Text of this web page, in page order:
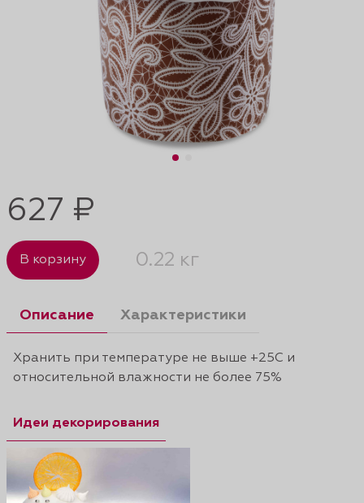
627 ₽
В корзину 0.22 кг
Описание Характеристики
Хранить при температуре не выше +25С и
относительной влажности не более 75%
Идеи декорирования